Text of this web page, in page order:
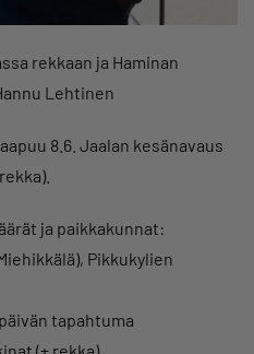
rekkaan ja Haminan
Lehtinen
8.6. Jaalan kesänavaus
ja paikkakunnat:
Pikkukylien
tapahtuma